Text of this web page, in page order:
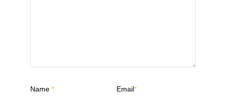
Name * Email*